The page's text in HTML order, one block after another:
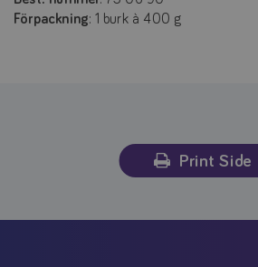
Förpackning: 1 burk à 400 g
Print Side